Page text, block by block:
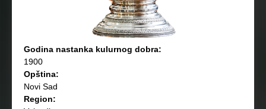
Godina nastanka kulurnog dobra:
1900
Opština:
Novi Sad
Region: